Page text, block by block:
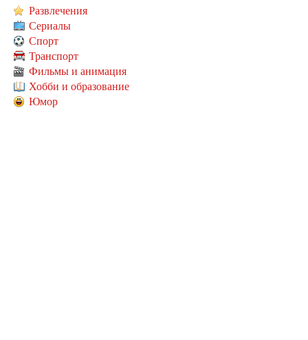
Развлечения
Сериалы
Спорт
Транспорт
Фильмы и анимация
Хобби и образование
Юмор